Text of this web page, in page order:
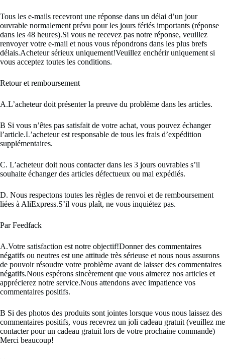
Tous les e-mails recevront une réponse dans un délai d’un jour
ouvrable normalement prévu pour les jours fériés importants (réponse
dans les 48 heures).Si vous ne recevez pas notre réponse, veuillez
renvoyer votre e-mail et nous vous répondrons dans les plus brefs
délais.Acheteur sérieux uniquement!Veuillez enchérir uniquement si
vous acceptez toutes les conditions.
Retour et remboursement
A.L’acheteur doit présenter la preuve du problème dans les articles.
B Si vous n’êtes pas satisfait de votre achat, vous pouvez échanger
l’article.L’acheteur est responsable de tous les frais d’expédition
supplémentaires.
C. L’acheteur doit nous contacter dans les 3 jours ouvrables s’il
souhaite échanger des articles défectueux ou mal expédiés.
D. Nous respectons toutes les règles de renvoi et de remboursement
liées à AliExpress.S’il vous plaît, ne vous inquiétez pas.
Par Feedfack
A.Votre satisfaction est notre objectif!Donner des commentaires
négatifs ou neutres est une attitude très sérieuse et nous nous assurons
de pouvoir résoudre votre problème avant de laisser des commentaires
négatifs.Nous espérons sincèrement que vous aimerez nos articles et
apprécierez notre service.Nous attendons avec impatience vos
commentaires positifs.
B Si des photos des produits sont jointes lorsque vous nous laissez des
commentaires positifs, vous recevrez un joli cadeau gratuit (veuillez me
contacter pour un cadeau gratuit lors de votre prochaine commande)
Merci beaucoup!